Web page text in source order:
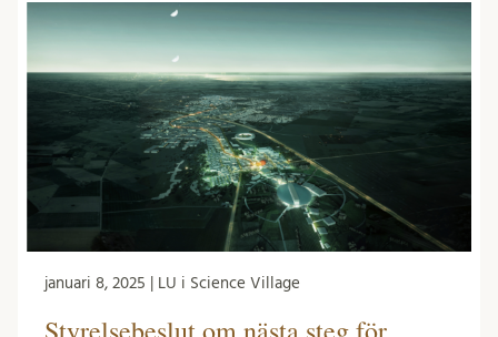
januari 8, 2025 | LU i Science Village